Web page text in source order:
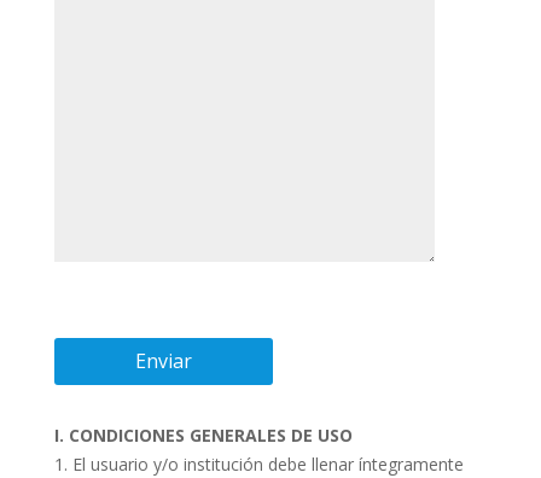
I. CONDICIONES GENERALES DE USO
El usuario y/o institución debe llenar íntegramente